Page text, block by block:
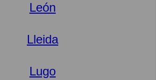
León
Lleida
Lugo